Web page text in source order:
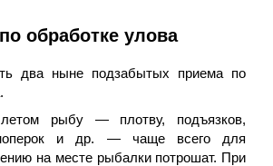
обработке улова
два ныне подзабытых приема по
рыбу — плотву, подъязков,
и др. — чаще всего для
на месте рыбалки потрошат. При